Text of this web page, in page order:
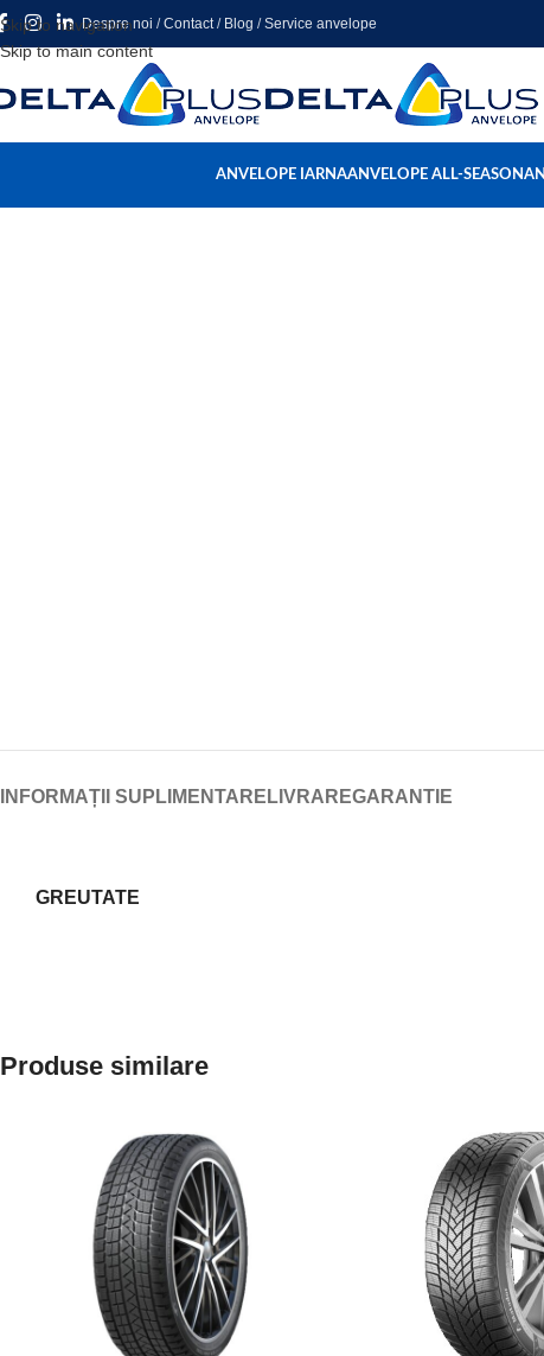
Skip to navigation
Skip to main content
Despre noi /Contact/ Blog /Service anvelope
ANVELOPE IARNAANVELOPE ALL-SEASON
INFORMAȚII SUPLIMENTARE LIVRAREGARANTIE
GREUTATE
Produse similare